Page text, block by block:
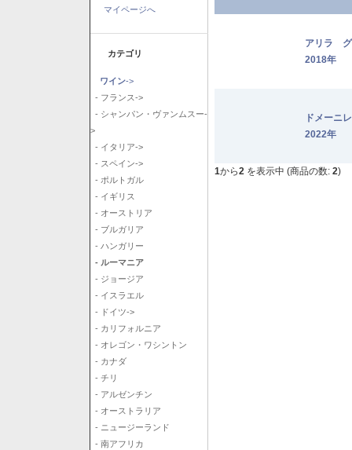
マイページへ
カテゴリ
ワイン->
- フランス->
- シャンパン・ヴァンムスー-
>
- イタリア->
- スペイン->
- ポルトガル
- イギリス
- オーストリア
- ブルガリア
- ハンガリー
- ルーマニア
- ジョージア
- イスラエル
- ドイツ->
- カリフォルニア
- オレゴン・ワシントン
- カナダ
- チリ
- アルゼンチン
- オーストラリア
- ニュージーランド
- 南アフリカ
アリラ
2018年
ドメー
2022年
1から2 を表示中 (商品の数: 2)